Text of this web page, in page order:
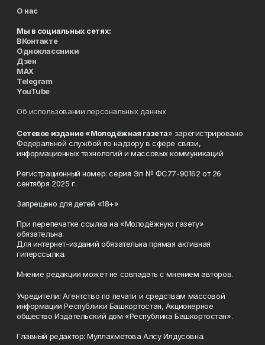
О нас
Мы в социальных сетях:
ВКонтакте
Одноклассники
Дзен
MAX
Telegram
YouTube
Об использовании персональных данных
Сетевое издание «Молодёжная газета» зарегистрировано
Федеральной службой по надзору в сфере связи,
информационных технологий и массовых коммуникаций
Регистрационный номер: серия Эл № ФС77-90162 от 26
сентября 2025 г.
Запрещено для детей «18+»
При перепечатке ссылка на «Молодёжную газету»
обязательна.
Для интернет-изданий обязательна прямая активная
гиперссылка.
Мнение редакции может не совпадать с мнением авторов.
Учредители: Агентство по печати и средствам массовой
информации Республики Башкортостан, Акционерное
общество Издательский дом «Республика Башкортостан».
Главный редактор: Муллахметова Алсу Илдусовна.